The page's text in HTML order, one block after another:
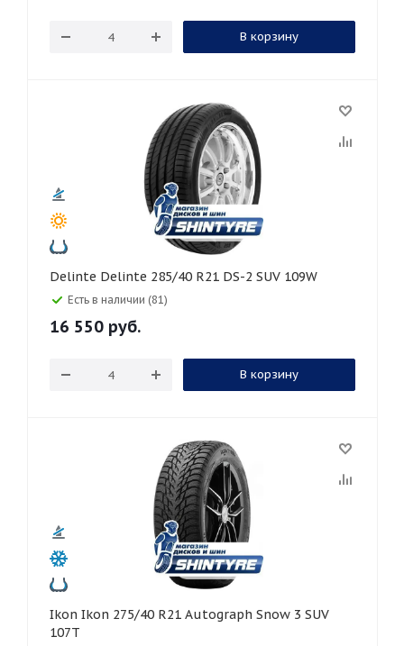
В корзину
Delinte Delinte 285/40 R21 DS-2 SUV 109W
Есть в наличии (81)
16 550 руб.
В корзину
Ikon Ikon 275/40 R21 Autograph Snow 3 SUV
107T